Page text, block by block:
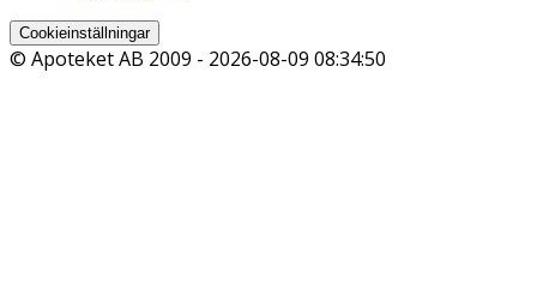
Cookieinställningar
© Apoteket AB 2009 - 2026-08-09 08:34:50